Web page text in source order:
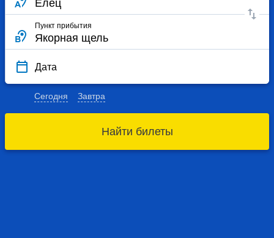
Пункт прибытия
Дата
Сегодня Завтра
Найти билеты